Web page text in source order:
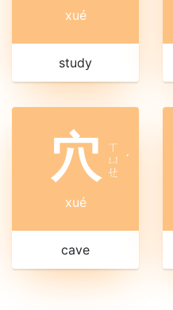
xué
study
穴
ㄒ
ㄩ
ㄝ
ˊ
xué
cave